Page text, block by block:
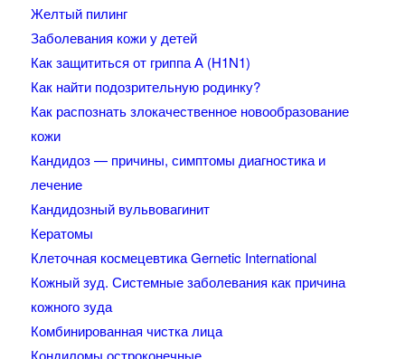
Желтый пилинг
Заболевания кожи у детей
Как защититься от гриппа А (H1N1)
Как найти подозрительную родинку?
Как распознать злокачественное новообразование
кожи
Кандидоз — причины, симптомы диагностика и
лечение
Кандидозный вульвовагинит
Кератомы
Клеточная космецевтика Gernetic International
Кожный зуд. Системные заболевания как причина
кожного зуда
Комбинированная чистка лица